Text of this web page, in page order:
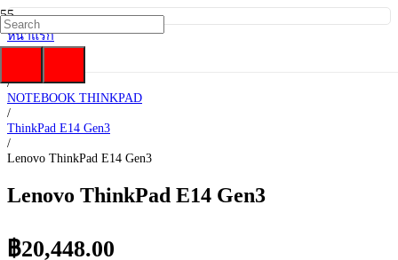
หน้าแรก
/
/
NOTEBOOK THINKPAD
/
ThinkPad E14 Gen3
/
Lenovo ThinkPad E14 Gen3
Lenovo ThinkPad E14 Gen3
฿20,448.00